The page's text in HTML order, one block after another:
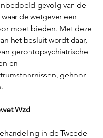
gevolg van de
de wetgever een
moet bieden. Met deze
het besluit wordt daar,
gerontopsychiatrische
en
gehoor
Wzd
in de Tweede